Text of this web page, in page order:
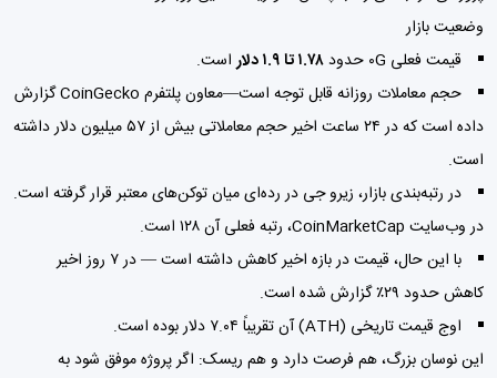
وضعیت بازار
قیمت فعلی ۰G حدود
۱.۷۸ تا ۱.۹ دلار
است.
حجم معاملات روزانه قابل توجه است—معاون پلتفرم CoinGecko گزارش
داده است که در ۲۴ ساعت اخیر حجم معاملاتی بیش از ۵۷ میلیون دلار داشته
است.
در رتبه‌بندی بازار، زیرو جی در رده‌ای میان توکن‌های معتبر قرار گرفته است.
در وب‌سایت CoinMarketCap، رتبه فعلی آن ۱۲۸ است.
با این حال، قیمت در بازه اخیر کاهش داشته است — در ۷ روز اخیر
کاهش حدود ۲۹٪ گزارش شده است.
اوج قیمت تاریخی (ATH) آن تقریباً ۷.۰۴ دلار بوده است.
این نوسان بزرگ، هم فرصت دارد و هم ریسک: اگر پروژه موفق شود به